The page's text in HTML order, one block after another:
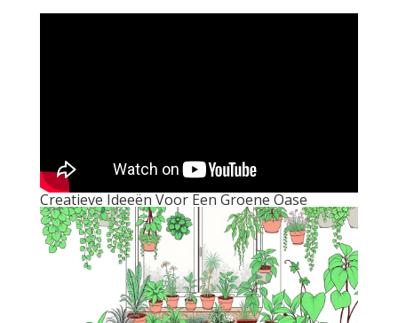
Creatieve Ideeën Voor Een Groene Oase